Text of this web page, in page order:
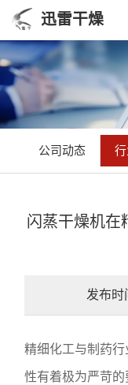
迅雷干燥
公司动态
闪蒸干燥机在
发布时
精细化工与制药
性有着极为严苛